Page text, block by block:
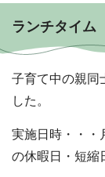
ランチタイム
子育て中の親同
した。
実施日時・・
の休暇日・短縮